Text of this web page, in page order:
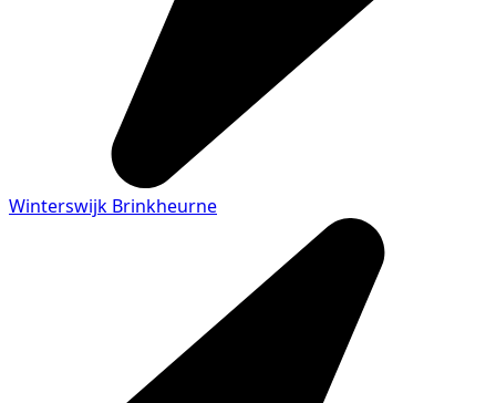
Winterswijk Brinkheurne